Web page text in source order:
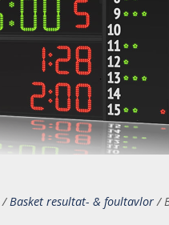
/Basket resultat- & foultavlor/